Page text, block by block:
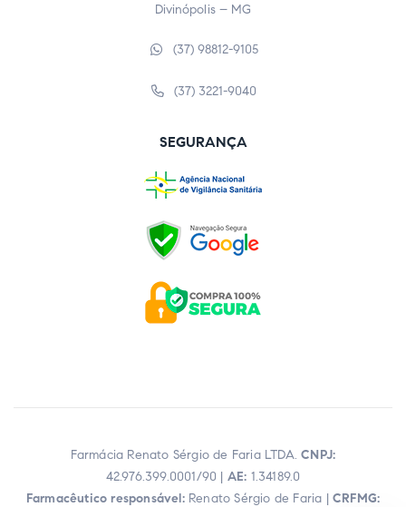
Divinópolis – MG
(37) 98812-9105
(37) 3221-9040
SEGURANÇA
Farmácia Renato Sérgio de Faria LTDA.CNPJ:
42.976.399.0001/90 | AE: 1.34189.0
Farmacêutico responsável:Renato Sérgio de Faria | CRFMG: